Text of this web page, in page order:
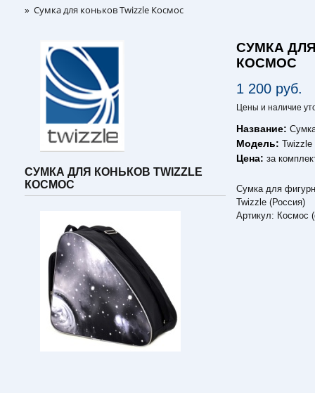
» Сумка для коньков Twizzle Космос
СУМКА ДЛЯ КОНЬКОВ TWIZZLE
КОСМОС
СУМКА
КОСМОС
1 200 руб.
Цены и наличие
Название:
Модель:
Цена:за
Сумка для
Twizzle (Россия)
Артикул: Космос